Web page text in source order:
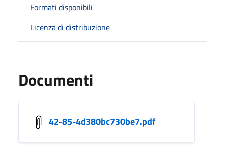
Formati disponibili
Licenza di distribuzione
Documenti
42-85-4d380bc730be7.pdf